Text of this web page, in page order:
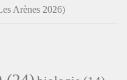
Arènes 2026)